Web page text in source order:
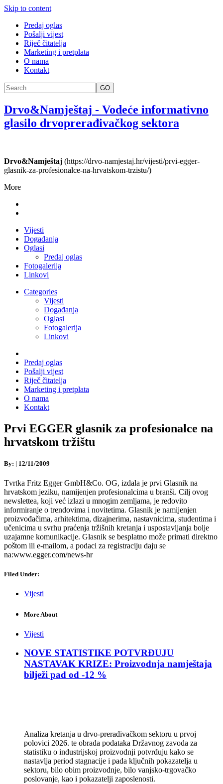
Skip to content
Predaj oglas
Pošalji vijest
Riječ čitatelja
Marketing i pretplata
O nama
Kontakt
GO
Drvo&Namještaj - Vodeće informativno
glasilo drvoprerađivačkog sektora
Drvo&Namještaj (https://drvo-namjestaj.hr/vijesti/prvi-egger-
glasnik-za-profesionalce-na-hrvatskom-trzistu/)
More
Vijesti
Događanja
Oglasi
Predaj oglas
Fotogalerija
Linkovi
Categories
Vijesti
Događanja
Oglasi
Fotogalerija
Linkovi
Predaj oglas
Pošalji vijest
Riječ čitatelja
Marketing i pretplata
O nama
Kontakt
Prvi EGGER glasnik za profesionalce na
hrvatskom tržištu
By: | 12/11/2009
Tvrtka Fritz Egger GmbH&Co. OG, izdala je prvi Glasnik na
hrvatskom jeziku, namijenjen profesionalcima u branši. Cilj ovog
newslettea, koji već izlazi u mnogim zemljama, je redovito
informiranje o trendovima i novitetima. Glasnik je namijenjen
proizvođačima, arhitektima, dizajnerima, nastavnicima, studentima i
učenicima u svrhu praćenja tržišnih kretanja i uspostavljanja bolje
uzajamne komunikacije. Glasnik se besplatno može primati direktno
poštom ili e-mailom, a podaci za registraciju daju se
na:www.egger.com/news-hr
Filed Under:
Vijesti
More About
Vijesti
NOVE STATISTIKE POTVRĐUJU
NASTAVAK KRIZE: Proizvodnja namještaja
bilježi pad od -12 %
Analiza kretanja u drvo-prerađivačkom sektoru u prvoj
polovici 2026. te obrada podataka Državnog zavoda za
statistiku o industrijskoj proizvodnji potvrđuju kako se
nastavlja period stagnacije i pada ključnih pokazatelja u
sektoru, bilo obim proizvodnje, bilo vanjsko-trgovačko
poslovanje, kao i pokazatelji zaposlenosti.